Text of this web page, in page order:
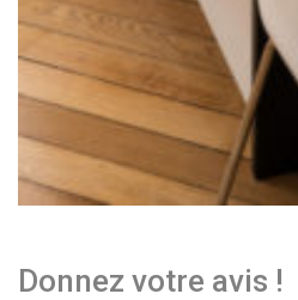
Donnez votre avis !